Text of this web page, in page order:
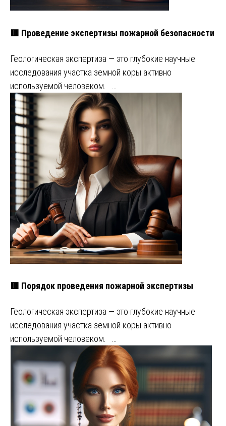
🟥 Проведение экспертизы пожарной безопасности
Геологическая экспертиза — это глубокие научные
исследования участка земной коры активно
используемой человеком. …
🟥 Порядок проведения пожарной экспертизы
Геологическая экспертиза — это глубокие научные
исследования участка земной коры активно
используемой человеком. …